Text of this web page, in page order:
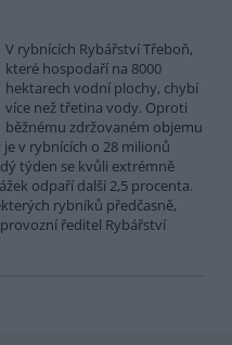
V rybnících Rybářství Třeboň,
které hospodaří na 8000
hektarech vodní plochy, chybí
více než třetina vody. Oproti
běžnému zdržovaném objemu
v rybnících o 28 milionů
týden se kvůli extrémně
odpaří další 2,5 procenta.
rybníků předčasně,
ředitel Rybářství